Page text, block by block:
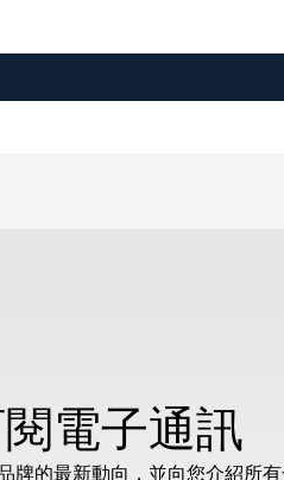
電子通訊
牌的最新動向，並向您介紹所有